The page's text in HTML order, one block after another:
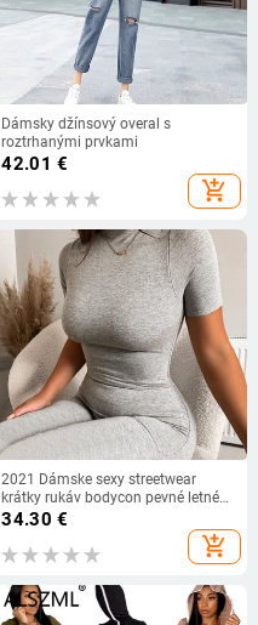
Dámsky džínsový overal s
roztrhanými prvkami
42.01 €
add_shopping_cart
2021 Dámske sexy streetwear
krátky rukáv bodycon pevné letné
športové fitness overaly Romper
34.30 €
add_shopping_cart